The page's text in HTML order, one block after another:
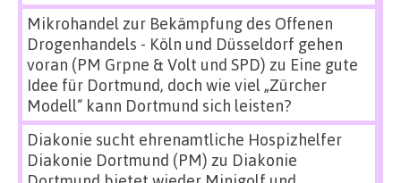
Mikrohandel zur Bekämpfung des Offenen
Drogenhandels - Köln und Düsseldorf gehen
voran (PM Grpne & Volt und SPD) zu Eine gute
Idee für Dortmund, doch wie viel „Zürcher
Modell“ kann Dortmund sich leisten?
Diakonie sucht ehrenamtliche Hospizhelfer
Diakonie Dortmund (PM) zu Diakonie